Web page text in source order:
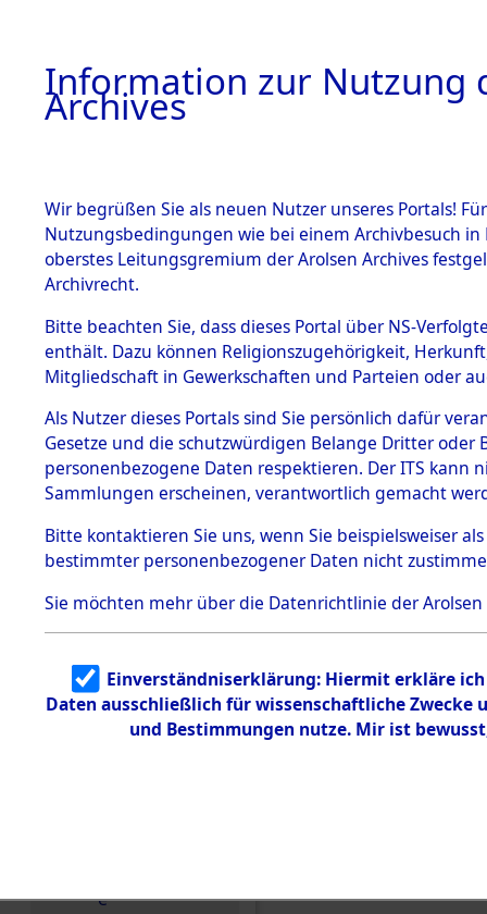
BESTÄNDE
1.
mente
5. Verschiedenes
5.3
Todesmärsche
5.3.1 Alliierte
Erhebungen
zu
Todesmärsch
en
5.3.2
Identifizierun
g
5.3.3
Todesmärsch
e
0001
Information zur Nutzung
Archives
Wir begrüßen Sie als neuen Nutzer unseres Portals!
Nutzungsbedingungen wie bei einem Archivbesuch
oberstes Leitungsgremium der Arolsen Archives
Archivrecht.
Bitte beachten Sie, dass dieses Portal über NS-
enthält. Dazu können Religionszugehörigkeit,
Mitgliedschaft in Gewerkschaften und Parteien oder
Als Nutzer dieses Portals sind Sie persönlich dafür
Gesetze und die schutzwürdigen Belange Dritter
personenbezogene Daten respektieren. Der ITS
Sammlungen erscheinen, verantwortlich gemacht
Bitte kontaktieren Sie uns, wenn Sie beispielsweiser
bestimmter personenbezogener Daten nicht
Sie möchten mehr über die Datenrichtlinie der Arolsen
Einverständniserklärung: Hiermit erkläre
Daten ausschließlich für wissenschaftliche
und Bestimmungen nutze. Mir ist